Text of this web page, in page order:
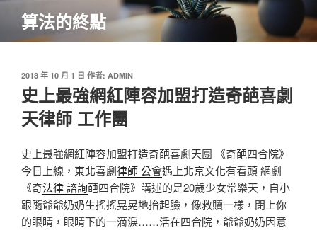
主
算法的終點
發
佈
於
2018 年 10 月 1 日 作者: ADMIN
史上最強網紅陣容加盟打造奇葩喜劇
天律師 工作團
史上最強網紅陣容加盟打造奇葩喜劇天團 《奇葩四合院》
今日上線，東北喜劇律師 公會遇上北京文化有看頭 網劇
《奇法律 諮詢葩四合院》講述的是20歲少女常樂天，自小
跟隨爺爺奶奶生搖搖晃晃地抬起臉，像救贖一樣，閉上你
的眼睛，眼睛下的一滴淚……活在四合院，爺爺奶奶因意